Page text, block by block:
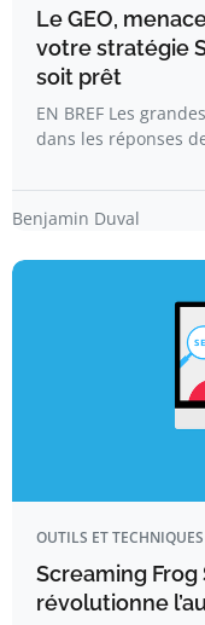
Le GEO,
votre stratégie
soit prêt
EN BREF Les
dans les réponses
Benjamin Duval
OUTILS ET
Screaming Frog
révolutionne